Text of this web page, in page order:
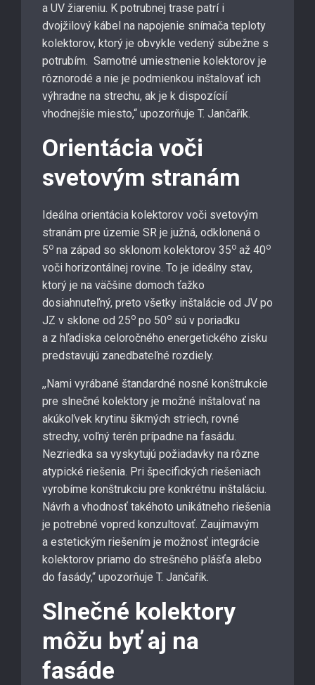
a UV žiareniu. K potrubnej trase patrí i
dvojžilový kábel na napojenie snímača teploty
kolektorov, ktorý je obvykle vedený súbežne s
potrubím. Samotné umiestnenie kolektorov je
rôznorodé a nie je podmienkou inštalovať ich
výhradne na strechu, ak je k dispozícií
vhodnejšie miesto,“ upozorňuje T. Jančařík.
Orientácia voči
svetovým stranám
Ideálna orientácia kolektorov voči svetovým
stranám pre územie SR je južná, odklonená o
5o na západ so sklonom kolektorov 35o až 40o
voči horizontálnej rovine. To je ideálny stav,
ktorý je na väčšine domoch ťažko
dosiahnuteľný, preto všetky inštalácie od JV po
JZ v sklone od 25o po 50o sú v poriadku
a z hľadiska celoročného energetického zisku
predstavujú zanedbateľné rozdiely.
,,Nami vyrábané štandardné nosné konštrukcie
pre slnečné kolektory je možné inštalovať na
akúkoľvek krytinu šikmých striech, rovné
strechy, voľný terén prípadne na fasádu.
Nezriedka sa vyskytujú požiadavky na rôzne
atypické riešenia. Pri špecifických riešeniach
vyrobíme konštrukciu pre konkrétnu inštaláciu.
Návrh a vhodnosť takéhoto unikátneho riešenia
je potrebné vopred konzultovať. Zaujímavým
a estetickým riešením je možnosť integrácie
kolektorov priamo do strešného plášťa alebo
do fasády,“ upozorňuje T. Jančařík.
Slnečné kolektory
môžu byť aj na
fasáde